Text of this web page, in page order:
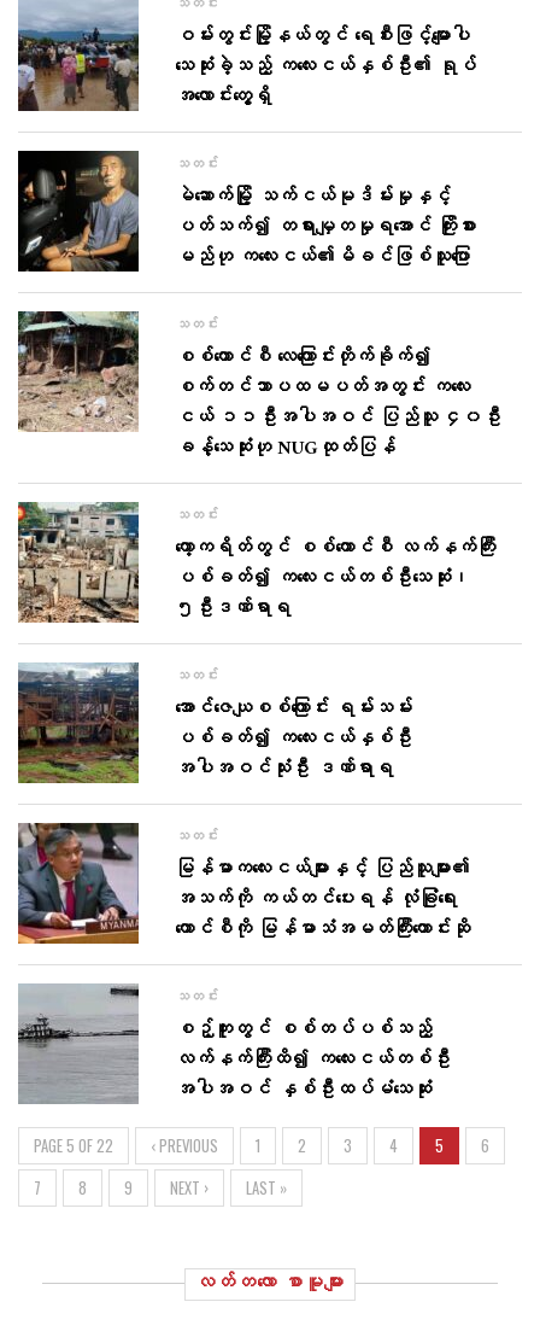
သတင်း
ဝမ်းတွင်းမြို့နယ်တွင် ရေစီးဖြင့်မျောပါ
သေဆုံးခဲ့သည့် ကလေးငယ်နှစ်ဦး၏ ရုပ်
အလောင်းတွေ့ရှိ
သတင်း
မဲဆောက်မြို့ သက်ငယ်မုဒိမ်းမှုနှင့်
ပတ်သက်၍ တရားမျှတမှုရအောင် ကြိုးစား
မည်ဟု ကလေးငယ်၏မိခင်ဖြစ်သူပြော
သတင်း
စစ်ကောင်စီ လေကြောင်းတိုက်ခိုက်၍
စက်တင်ဘာပထမပတ်အတွင်း ကလေး
ငယ် ၁၁ဦးအပါအဝင် ပြည်သူ ၄၀ဦး
ခန့်သေဆုံးဟု NUGထုတ်ပြန်
သတင်း
ကော့ကရိတ်တွင် စစ်ကောင်စီ လက်နက်ကြီး
ပစ်ခတ်၍ ကလေးငယ်တစ်ဦးသေဆုံး၊
၅ဦးဒဏ်ရာရ
သတင်း
အောင်ဇေယျစစ်ကြောင်း ရမ်းသမ်း
ပစ်ခတ်၍ ကလေးငယ်နှစ်ဦး
အပါအဝင်သုံးဦး ဒဏ်ရာရ
သတင်း
မြန်မာကလေးငယ်များနှင့် ပြည်သူများ၏
အသက်ကို ကယ်တင်ပေးရန် လုံခြုံရေး
ကောင်စီကို မြန်မာသံအမတ်ကြီးတောင်းဆို
သတင်း
စဉ့်ကူးတွင် စစ်တပ်ပစ်သည့်
လက်နက်ကြီးထိ၍ ကလေးငယ်တစ်ဦး
အပါအဝင် နှစ်ဦးထပ်မံသေဆုံး
PAGE 5 OF 22 ‹ PREVIOUS 1 2 3 4 5
6
7
8 9 NEXT › LAST »
လတ်တ‌လော စာမူများ